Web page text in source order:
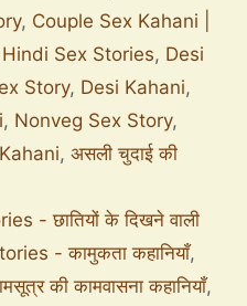
, Couple Sex Kahani |
Sex Stories, Desi
Story, Desi Kahani,
, Nonveg Sex Story,
, असली चुदाई की
- छातियों के दिखने वाली
- कामुकता कहानियाँ,
की कामवासना कहानियाँ,